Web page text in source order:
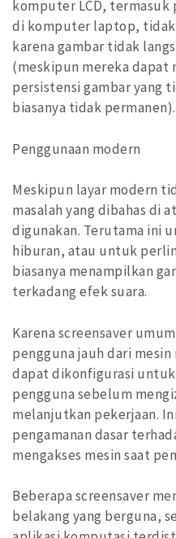
komputer LCD, termasuk
di komputer laptop,
karena gambar tidak
(meskipun mereka dapat
persistensi gambar yang
biasanya tidak permanen).
Penggunaan modern
Meskipun layar modern
masalah yang dibahas di
digunakan. Terutama ini
hiburan, atau untuk
biasanya menampilkan
terkadang efek suara.
Karena screensaver
pengguna jauh dari
dapat dikonfigurasi
pengguna sebelum
melanjutkan pekerjaan.
pengamanan dasar
mengakses mesin saat
Beberapa screensaver
belakang yang berguna,